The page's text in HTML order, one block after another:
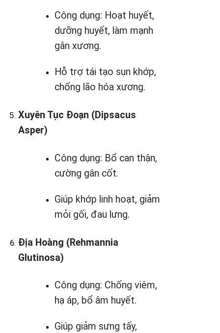
Công dụng: Hoạt huyết,
dưỡng huyết, làm mạnh
gân xương.
Hỗ trợ tái tạo sụn khớp,
chống lão hóa xương.
Xuyên Tục Đoạn (Dipsacus
Asper)
Công dụng: Bổ can thận,
cường gân cốt.
Giúp khớp linh hoạt, giảm
mỏi gối, đau lưng.
Địa Hoàng (Rehmannia
Glutinosa)
Công dụng: Chống viêm,
hạ áp, bổ âm huyết.
Giúp giảm sưng tấy,